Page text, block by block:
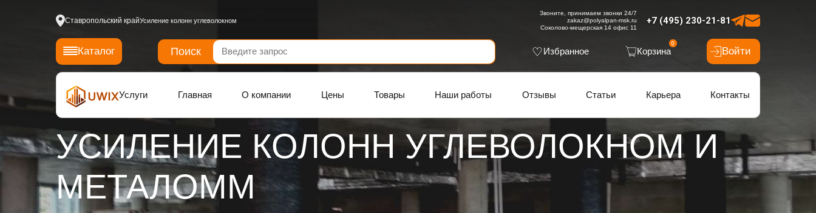
Ставропольский крайУсиление колонн углеволокном +7 (495) 230-21-81
Звоните, принимаем звонки 24/7
zakaz@polyalpan-msk.ru
Соколово-мещерская 14 офис 11
Каталог Поиск Избранное Корзина
0
Войти
Услуги Главная О компании Цены Товары Наши работы Отзывы Статьи Карьера Контакты
УСИЛЕНИЕ КОЛОНН УГЛЕВОЛОКНОМ И
МЕТАЛОММ